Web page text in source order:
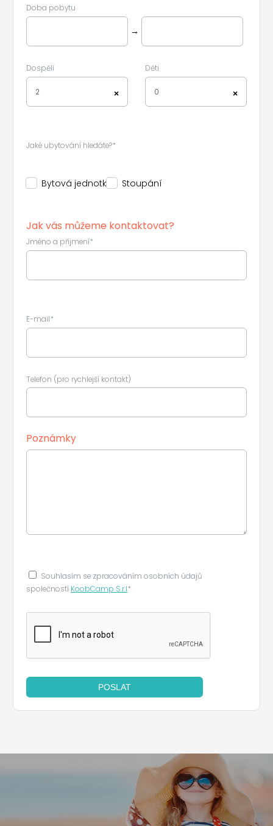
Doba pobytu
→
Dospělí
×
2
Děti
×
0
Jaké ubytování hledáte?*
Bytová jednotka Stoupání
Jak vás můžeme kontaktovat?
Jméno a příjmení*
E-mail*
Telefon (pro rychlejší kontakt)
Poznámky
Souhlasím se zpracováním osobních údajů
společností KoobCamp S.r.l*
POSLAT